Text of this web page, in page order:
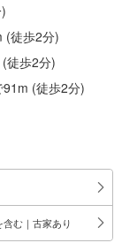
(徒歩2分)
徒歩2分)
(徒歩2分)
む｜古家あり